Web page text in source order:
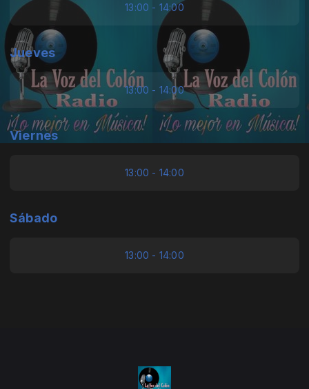
13:00 - 14:00
Jueves
13:00 - 14:00
Viernes
13:00 - 14:00
Sábado
13:00 - 14:00